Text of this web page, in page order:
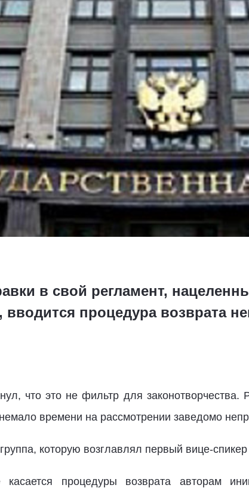
в свой регламент,
вводится процедура возврата
что это не фильтр для законотворчества.
времени на рассмотрении заведомо
которую возглавлял первый вице-
процедуры возврата авторам